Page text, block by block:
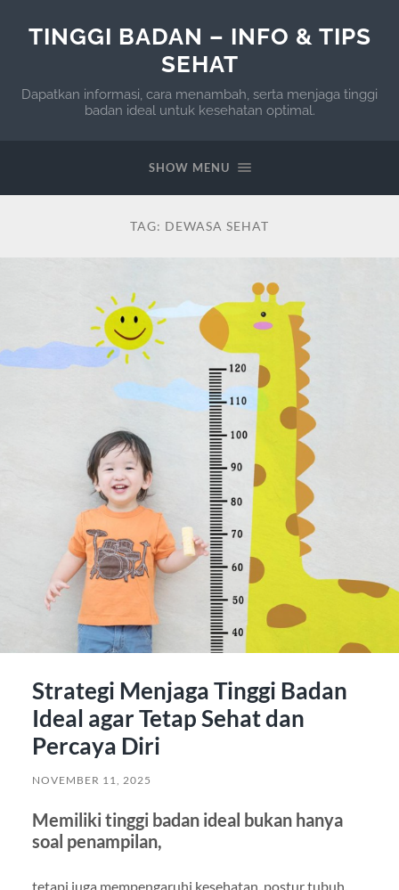
TINGGI BADAN – INFO & TIPS
SEHAT
Dapatkan informasi, cara menambah, serta menjaga tinggi
badan ideal untuk kesehatan optimal.
SHOW MENU
TAG: DEWASA SEHAT
Strategi Menjaga Tinggi Badan
Ideal agar Tetap Sehat dan
Percaya Diri
NOVEMBER 11, 2025
Memiliki tinggi badan ideal bukan hanya
soal penampilan,
tetapi juga mempengaruhi kesehatan, postur tubuh,